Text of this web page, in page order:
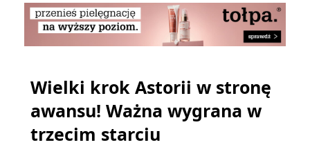
Wielki krok Astorii w stronę
awansu! Ważna wygrana w
trzecim starciu